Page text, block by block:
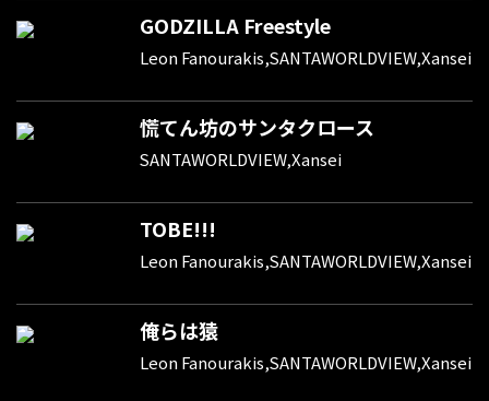
GODZILLA Freestyle
Leon Fanourakis,SANTAWORLDVIEW,Xansei
慌てん坊のサンタクロース
SANTAWORLDVIEW,Xansei
TOBE!!!
Leon Fanourakis,SANTAWORLDVIEW,Xansei
俺らは猿
Leon Fanourakis,SANTAWORLDVIEW,Xansei